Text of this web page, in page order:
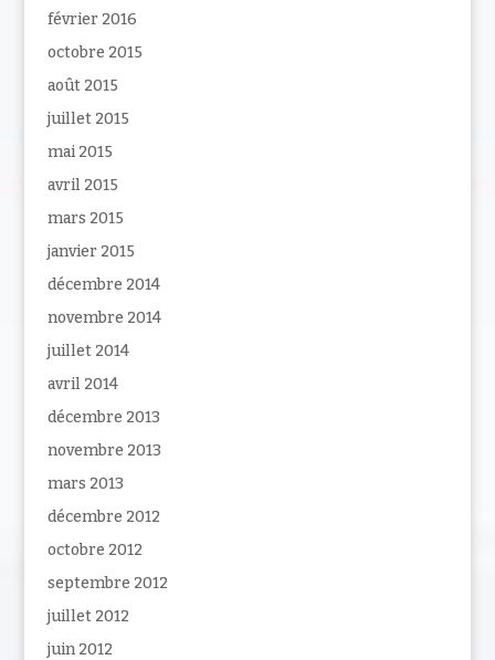
février 2016
octobre 2015
août 2015
juillet 2015
mai 2015
avril 2015
mars 2015
janvier 2015
décembre 2014
novembre 2014
juillet 2014
avril 2014
décembre 2013
novembre 2013
mars 2013
décembre 2012
octobre 2012
septembre 2012
juillet 2012
juin 2012